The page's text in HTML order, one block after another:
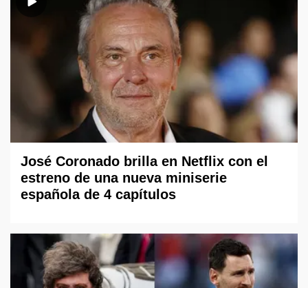
José Coronado brilla en Netflix con el
estreno de una nueva miniserie
española de 4 capítulos